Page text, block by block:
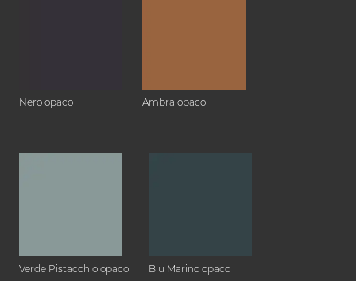
Nero opaco Ambra opaco
Verde Pistacchio opaco Blu Marino opaco